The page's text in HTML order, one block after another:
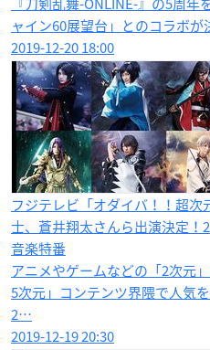
ャイン60展望台」とのコラボ
2019-12-20 18:00
フジテレビ「オダイバ！！超
士、蒼井翔太さんら出演決定！
音楽特番
アニメやゲームなどの「2次元
5次元」コンテンツ界隈で人気
2…
2019-12-19 20:30